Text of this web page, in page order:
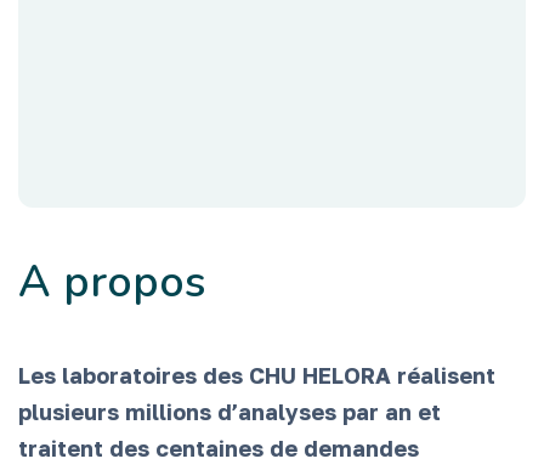
A propos
Les laboratoires des CHU HELORA réalisent
plusieurs millions d’analyses par an et
traitent des centaines de demandes